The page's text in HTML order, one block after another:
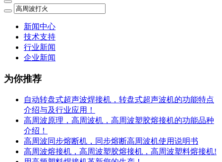
新闻中心
技术支持
行业新闻
企业新闻
为你推荐
自动转盘式超声波焊接机，转盘式超声波机的功能特点
介绍与及行业应用！
高周波原理，高周波机，高周波塑胶熔接机的功能品种
介绍！
高周波同步熔断机，同步熔断高周波机使用说明书
高周波熔接机，高周波塑胶熔接机，高周波塑料熔接机!